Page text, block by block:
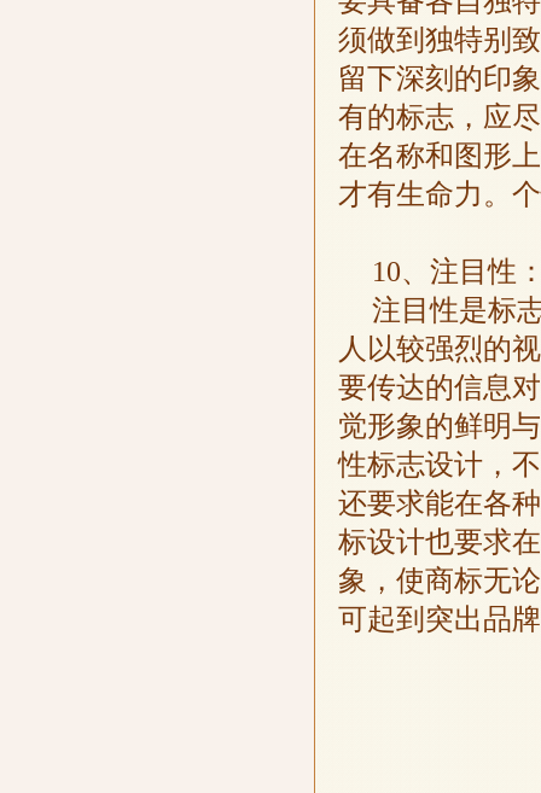
须做到独特别
留下深刻的印
有的标志，应
在名称和图形
才有生命力。
10、注目性
注目性是标
人以较强烈的
要传达的信息
觉形象的鲜明
性标志设计，
还要求能在各
标设计也要求
象，使商标无
可起到突出品